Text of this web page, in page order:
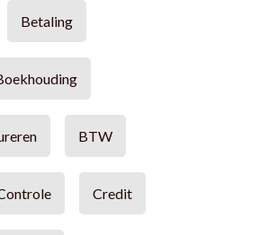
Betaling
BTW
Credit